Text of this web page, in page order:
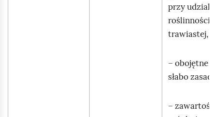
przy udziale
roślinności
trawiastej,
– obojętne
słabo
– zawartość